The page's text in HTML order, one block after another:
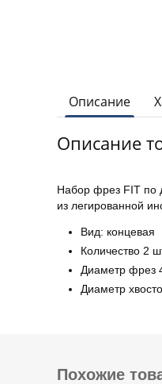
Описание
Описание
Набор фрез FIT по
из легированной
Вид: концевая
Количество 2
Диаметр фрез
Диаметр
Похожие